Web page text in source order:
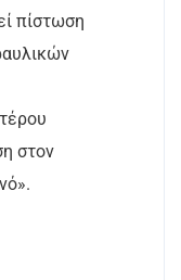
πίστωση
στον